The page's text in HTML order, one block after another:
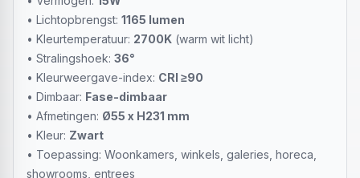
• Lichtopbrengst: 1165 lumen
• Kleurtemperatuur: 2700K (warm wit licht)
• Stralingshoek: 36°
• Kleurweergave-index: CRI ≥90
• Dimbaar: Fase-dimbaar
• Afmetingen: Ø55 x H231 mm
• Kleur: Zwart
• Toepassing: Woonkamers, winkels, galeries, horeca,
showrooms, entrees